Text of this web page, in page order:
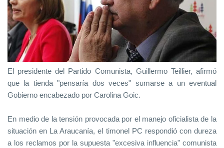
El presidente del Partido Comunista, Guillermo Teillier, afirmó
que la tienda "pensaría dos veces" sumarse a un eventual
Gobierno encabezado por Carolina Goic.
En medio de la tensión provocada por el manejo oficialista de la
situación en La Araucanía, el timonel PC respondió con dureza
a los reclamos por la supuesta "excesiva influencia" comunista